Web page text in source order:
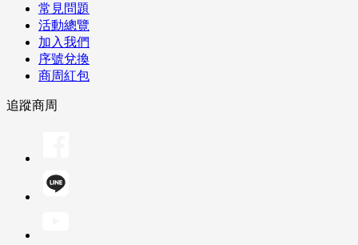
常見問題
活動總覽
加入我們
序號兌換
商周紅包
追蹤商周